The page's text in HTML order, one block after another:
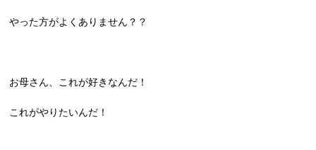
やった方がよくありません？？
お母さん、これが好きなんだ！
これがやりたいんだ！